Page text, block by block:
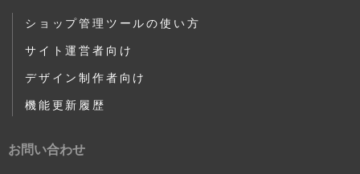
ショップ管理ツールの使い方
サイト運営者向け
デザイン制作者向け
機能更新履歴
お問い合わせ